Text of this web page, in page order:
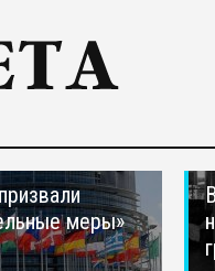
меры»